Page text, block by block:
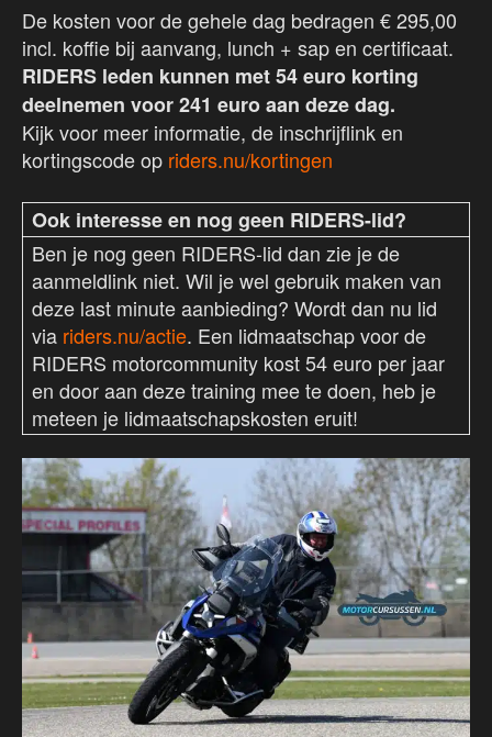
De kosten voor de gehele dag bedragen € 295,00
incl. koffie bij aanvang, lunch + sap en certificaat.
RIDERS leden kunnen met 54 euro korting
deelnemen voor 241 euro aan deze dag.
Kijk voor meer informatie, de inschrijflink en
kortingscode op riders.nu/kortingen
Ook interesse en nog geen RIDERS-lid?
Ben je nog geen RIDERS-lid dan zie je de
aanmeldlink niet. Wil je wel gebruik maken van
deze last minute aanbieding? Wordt dan nu lid
via riders.nu/actie. Een lidmaatschap voor de
RIDERS motorcommunity kost 54 euro per jaar
en door aan deze training mee te doen, heb je
meteen je lidmaatschapskosten eruit!